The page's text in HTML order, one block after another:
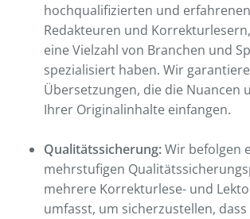
hochqualifizierten und
Redakteuren und
eine Vielzahl von Branchen und
spezialisiert haben. Wir
Übersetzungen, die die Nuancen
Ihrer Originalinhalte einfangen.
Qualitätssicherung:Wir befolgen
mehrstufigen
mehrere Korrekturlese- und
umfasst, um sicherzustellen,